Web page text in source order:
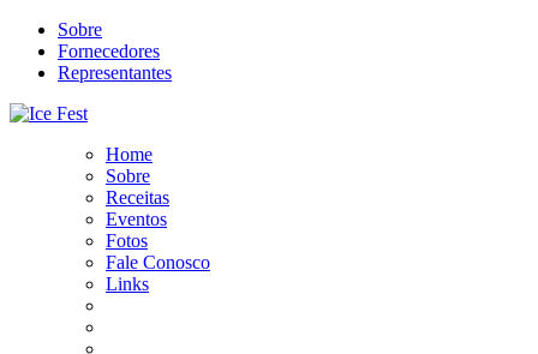
Sobre
Fornecedores
Representantes
Home
Sobre
Receitas
Eventos
Fotos
Fale Conosco
Links